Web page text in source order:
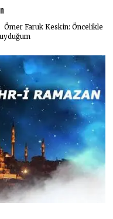
Faruk Keskin: Öncelikle